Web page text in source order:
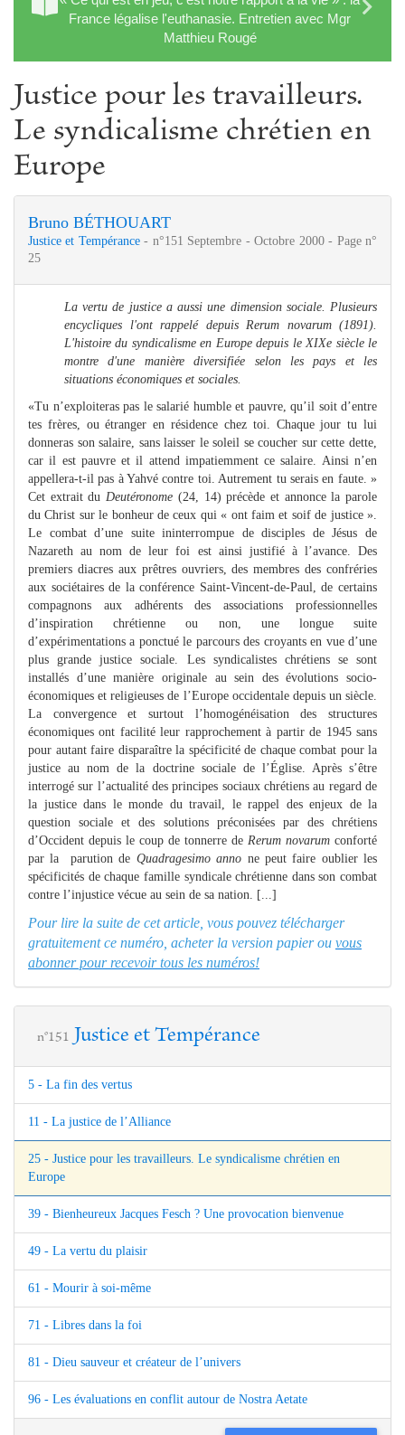
France légalise l'euthanasie. Entretien avec Mgr
Matthieu Rougé
Justice pour les travailleurs.
Le syndicalisme chrétien en
Europe
Bruno BÉTHOUART
Justice et Tempérance- n°151 Septembre - Octobre 2000 - Page n°
25
La vertu de justice a aussi une dimension sociale. Plusieurs
encycliques l'ont rappelé depuis Rerum novarum (1891).
L'histoire du syndicalisme en Europe depuis le XIXe siècle le
montre d'une manière diversifiée selon les pays et les
situations économiques et sociales.
«Tu n’exploiteras pas le salarié humble et pauvre, qu’il soit d’entre
tes frères, ou étranger en résidence chez toi. Chaque jour tu lui
donneras son salaire, sans laisser le soleil se coucher sur cette dette,
car il est pauvre et il attend impatiemment ce salaire. Ainsi n’en
appellera-t-il pas à Yahvé contre toi. Autrement tu serais en faute. »
Cet extrait du Deutéronome (24, 14) précède et annonce la parole
du Christ sur le bonheur de ceux qui « ont faim et soif de justice ».
Le combat d’une suite ininterrompue de disciples de Jésus de
Nazareth au nom de leur foi est ainsi justifié à l’avance. Des
premiers diacres aux prêtres ouvriers, des membres des confréries
aux sociétaires de la conférence Saint-Vincent-de-Paul, de certains
compagnons aux adhérents des associations professionnelles
d’inspiration chrétienne ou non, une longue suite
d’expérimentations a ponctué le parcours des croyants en vue d’une
plus grande justice sociale. Les syndicalistes chrétiens se sont
installés d’une manière originale au sein des évolutions socio-
économiques et religieuses de l’Europe occidentale depuis un siècle.
La convergence et surtout l’homogénéisation des structures
économiques ont facilité leur rapprochement à partir de 1945 sans
pour autant faire disparaître la spécificité de chaque combat pour la
justice au nom de la doctrine sociale de l’Église. Après s’être
interrogé sur l’actualité des principes sociaux chrétiens au regard de
la justice dans le monde du travail, le rappel des enjeux de la
question sociale et des solutions préconisées par des chrétiens
d’Occident depuis le coup de tonnerre de Rerum novarum conforté
par la parution de Quadragesimo anno ne peut faire oublier les
spécificités de chaque famille syndicale chrétienne dans son combat
contre l’injustice vécue au sein de sa nation. [...]
Pour lire la suite de cet article, vous pouvez télécharger
gratuitement ce numéro, acheter la version papier ou vous
abonner pour recevoir tous les numéros!
n°151 Justice et Tempérance
5 - La fin des vertus
11 - La justice de l’Alliance
25 - Justice pour les travailleurs. Le syndicalisme chrétien en
Europe
39 - Bienheureux Jacques Fesch ? Une provocation bienvenue
49 - La vertu du plaisir
61 - Mourir à soi-même
71 - Libres dans la foi
81 - Dieu sauveur et créateur de l’univers
96 - Les évaluations en conflit autour de Nostra Aetate